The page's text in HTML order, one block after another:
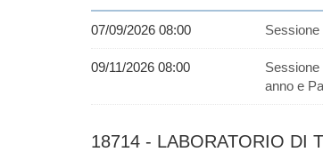
07/09/2026 08:00 Sessione
09/11/2026 08:00
anno e
18714 - LABORATORIO DI